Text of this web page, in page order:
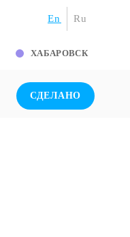
En Ru
ХАБАРОВСК
СДЕЛАНО